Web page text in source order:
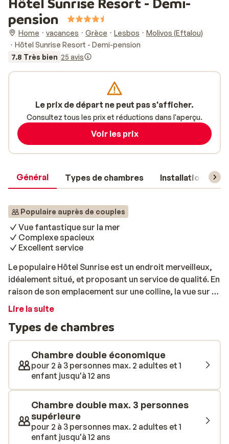
pension
Home vacances Grèce Lesbos
Molivos (Eftalou)
Hôtel Sunrise Resort - Demi-pension
7.8 Très bien 25 avis
Général Types de chambres Installations
Populaire auprès de couples
Vue fantastique sur la mer
Complexe spacieux
Excellent service
Le populaire Hôtel Sunrise est un endroit merveilleux,
idéalement situé, et proposant un service de qualité. En
raison de son emplacement sur une colline, la vue sur la
mer y est spectaculaire. Le coucher de soleil est à ne
moments en photos... Ce n'est pas pour rien que les
célèbres écrivains grecs A. Eftaliotis et I. Venezis ont
été inspirés de l'endroit. L'excellent emplacement de
l'hôtel Sunrise vous permet de sortir quand vous le
voulez. malgré le calme des lieux. Profitez de longues
journées ensoleillées à Lesbos, en bord de mer. Le
centre atmosphérique vaut également la peine d'être
visité. Quant au centre du village, celui-ci est
accessible à pied. Toutefois, en taxi, vous y serez en un
rien de temps. De retour à l'hôtel Sunrise, vous
Lire la suite
Types de chambres
Chambre double économique
pour 2 à 3 personnes max. 2 adultes et 1
enfant jusqu'à 12 ans
Chambre double max. 3 personnes
supérieure
pour 2 à 3 personnes max. 2 adultes et 1
enfant jusqu'à 12 ans
Le prix de départ ne peut pas s'afficher.
Consultez tous les prix et réductions dans l'aperçu.
Voir les prix